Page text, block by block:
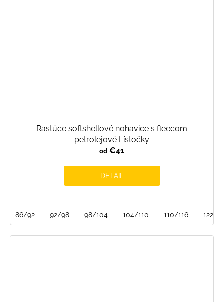
Rastúce softshellové nohavice s fleecom
petrolejové Lístočky
od €41
DETAIL
86/92 92/98 98/104 104/110 110/116 122/